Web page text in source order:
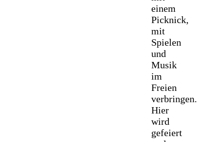
einem
Picknick,
mit
Spielen
und
Musik
im
Freien
verbringen.
Hier
wird
gefeiert